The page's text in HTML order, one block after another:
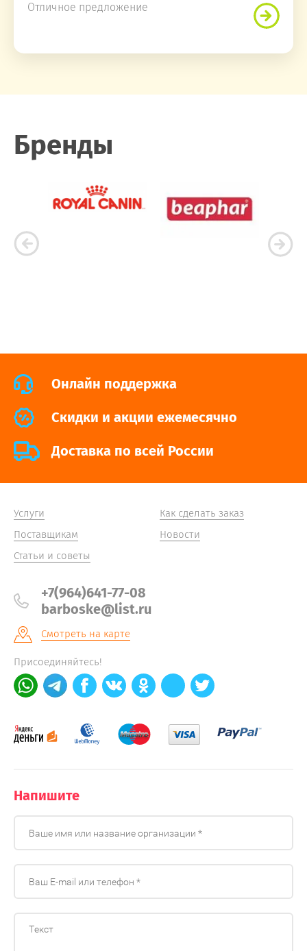
Отличное предложение
Бренды
Онлайн поддержка
Cкидки и акции ежемесячно
Доставка по всей России
Услуги
Поставщикам
Статьи и советы
Как сделать заказ
Новости
+7(964)641-77-08
barboske@list.ru
Смотреть на карте
Присоединяйтесь!
Напишите